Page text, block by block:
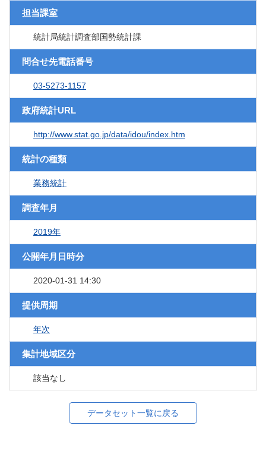
担当課室
統計局統計調査部国勢統計課
問合せ先電話番号
03-5273-1157
政府統計URL
http://www.stat.go.jp/data/idou/index.htm
統計の種類
業務統計
調査年月
2019年
公開年月日時分
2020-01-31 14:30
提供周期
年次
集計地域区分
該当なし
データセット一覧に戻る